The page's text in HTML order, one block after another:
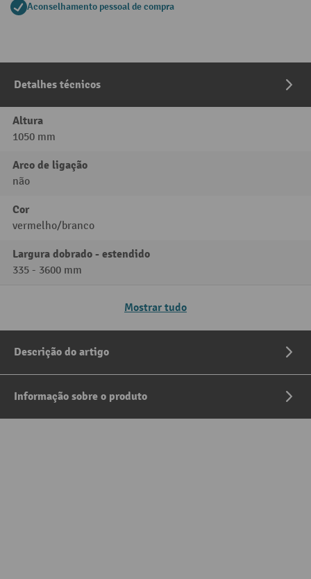
Aconselhamento pessoal de compra
Detalhes técnicos
Altura
1050 mm
Arco de ligação
não
Cor
vermelho/branco
Largura dobrado - estendido
335 - 3600 mm
Mostrar tudo
Descrição do artigo
Informação sobre o produto